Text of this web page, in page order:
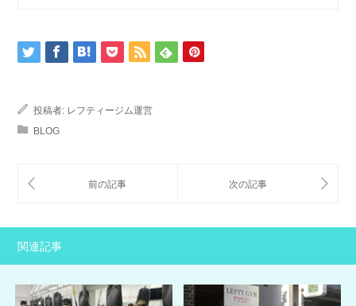
投稿者: レフティージム運営
BLOG
関連記事